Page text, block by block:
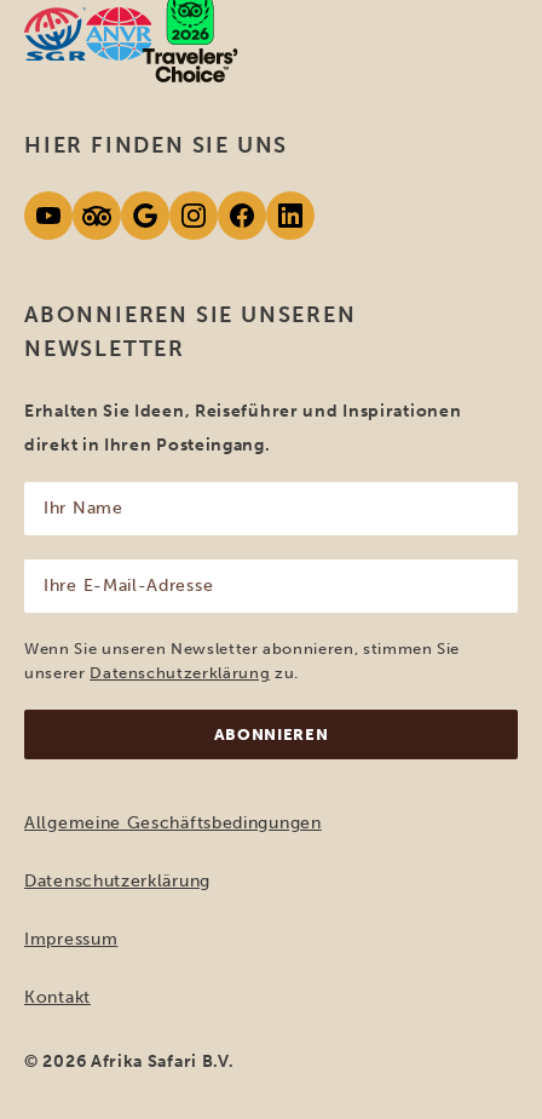
ABONNIEREN SIE UNSEREN
NEWSLETTER
Erhalten Sie Ideen, Reiseführer und Inspirationen
direkt in Ihren Posteingang.
Name
(erforderlich)
Mail-
Adresse
(erforderlich)
Wenn Sie unseren Newsletter abonnieren, stimmen Sie
unserer Datenschutzerklärung zu.
HIER FINDEN SIE UNS
Allgemeine Geschäftsbedingungen
Datenschutzerklärung
Impressum
Kontakt
© 2026 Afrika Safari B.V.